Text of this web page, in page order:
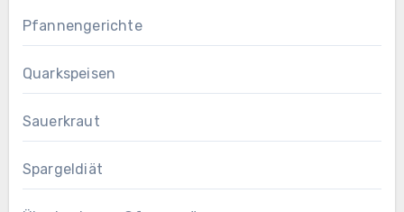
Pfannengerichte
Quarkspeisen
Sauerkraut
Spargeldiät